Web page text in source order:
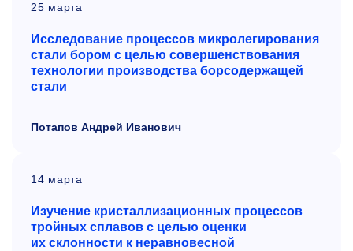
25 марта
Исследование процессов микролегирования
стали бором с целью совершенствования
технологии производства борсодержащей
стали
Потапов Андрей Иванович
14 марта
Изучение кристаллизационных процессов
тройных сплавов с целью оценки
их склонности к неравновесной